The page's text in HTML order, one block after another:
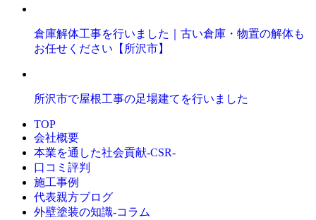
倉庫解体工事を行いました｜古い倉庫・物置の解体も
お任せください【所沢市】
所沢市で屋根工事の足場建てを行いました
TOP
会社概要
本業を通した社会貢献-CSR-
口コミ評判
施工事例
代表親方ブログ
外壁塗装の知識‐コラム